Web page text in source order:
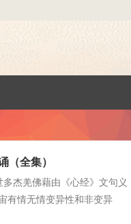
（全集）
杰羌佛藉由《心经》文句义
有情无情变异性和非变异